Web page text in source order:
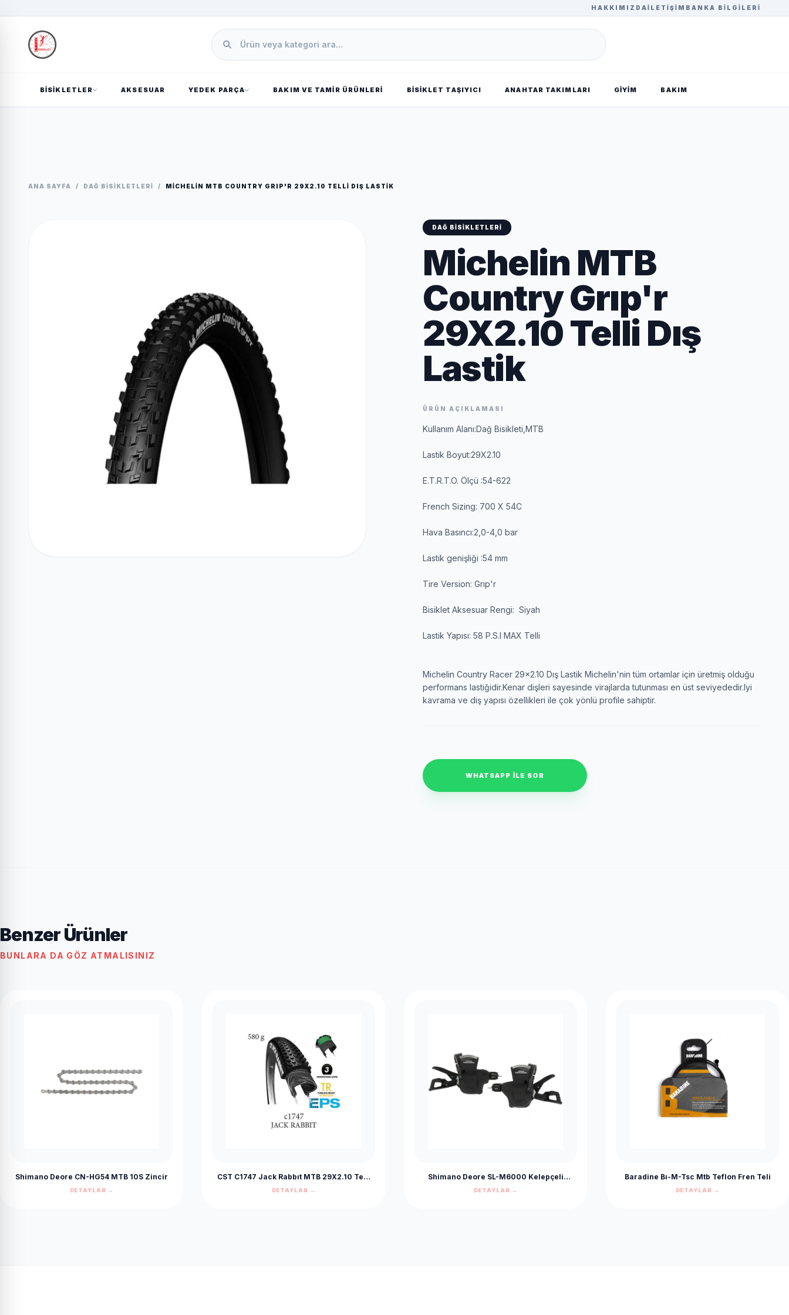
HAKKIMIZDAİLETIŞIM BANKA BILGILERI
BİSİKLETLER AKSESUAR YEDEK PARÇA BAKIM VE TAMIR ÜRÜNLERI BISIKLET TAŞIYICI ANAHTAR TAKIMLARI GİYİM BAKIM
ANA SAYFA / DAĞ BISIKLETLERI / MICHELIN MTB COUNTRY GRIP'R 29X2.10 TELLI DIŞ LASTIK
DAĞ BISIKLETLERI
Michelin MTB
Country Grıp'r
29X2.10 Telli Dış
Lastik
ÜRÜN AÇIKLAMASI
Kullanım Alanı:Dağ Bisikleti,MTB
Lastik Boyut:29X2.10
E.T.R.T.O. Ölçü :54-622
French Sizing: 700 X 54C
Hava Basıncı:2,0-4,0 bar
Lastik genişliği :54 mm
Tire Version: Grıp'r
Bisiklet Aksesuar Rengi: Siyah
Lastik Yapısı: 58 P.S.I MAX Telli
Michelin Country Racer 29x2.10 Dış Lastik Michelin'nin tüm ortamlar için üretmiş olduğu
performans lastiğidir.Kenar dişleri sayesinde virajlarda tutunması en üst seviyededir.Iyi
kavrama ve diş yapısı özellikleri ile çok yönlü profile sahiptir.
WHATSAPP ILE SOR
Benzer Ürünler
BUNLARA DA GÖZ ATMALISINIZ
Shimano Deore CN-HG54 MTB 10S Zincir
DETAYLAR →
CST C1747 Jack Rabbıt MTB 29X2.10 Telli
Dış Lastik
DETAYLAR →
Shimano Deore SL-M6000 Kelepçeli
Göstergeli 2/3 x 10 Vites Kolu Set
DETAYLAR →
Baradine Bı-M-Tsc Mtb Teflon Fren Teli
DETAYLAR →